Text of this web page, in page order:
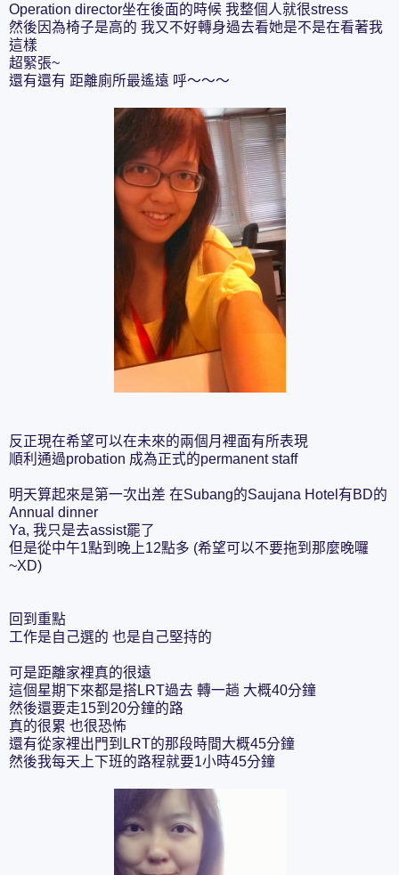
Operation director坐在後面的時候 我整個人就很stress
然後因為椅子是高的 我又不好轉身過去看她是不是在看著我
這樣
超緊張~
還有還有 距離廁所最遙遠 呼～～～
反正現在希望可以在未來的兩個月裡面有所表現
順利通過probation 成為正式的permanent staff
明天算起來是第一次出差 在Subang的Saujana Hotel有BD的
Annual dinner
Ya, 我只是去assist罷了
但是從中午1點到晚上12點多 (希望可以不要拖到那麼晚囉
~XD)
回到重點
工作是自己選的 也是自己堅持的
可是距離家裡真的很遠
這個星期下來都是搭LRT過去 轉一趟 大概40分鐘
然後還要走15到20分鐘的路
真的很累 也很恐怖
還有從家裡出門到LRT的那段時間大概45分鐘
然後我每天上下班的路程就要1小時45分鐘